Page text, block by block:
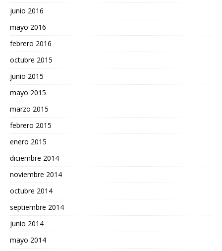
junio 2016
mayo 2016
febrero 2016
octubre 2015
junio 2015
mayo 2015
marzo 2015
febrero 2015
enero 2015
diciembre 2014
noviembre 2014
octubre 2014
septiembre 2014
junio 2014
mayo 2014